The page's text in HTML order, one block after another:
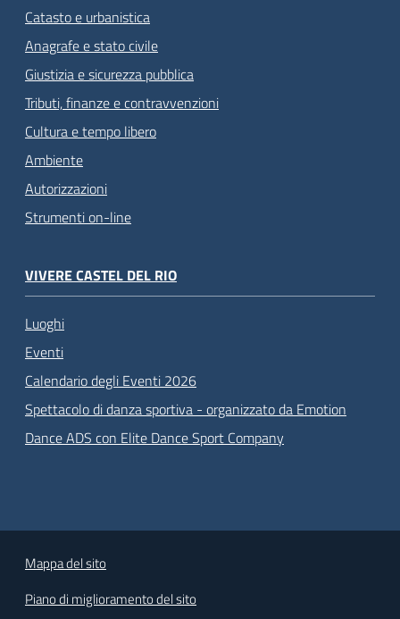
Catasto e urbanistica
Anagrafe e stato civile
Giustizia e sicurezza pubblica
Tributi, finanze e contravvenzioni
Cultura e tempo libero
Ambiente
Autorizzazioni
Strumenti on-line
VIVERE CASTEL DEL RIO
Luoghi
Eventi
Calendario degli Eventi 2026
Spettacolo di danza sportiva - organizzato da Emotion
Dance ADS con Elite Dance Sport Company
Mappa del sito
Piano di miglioramento del sito